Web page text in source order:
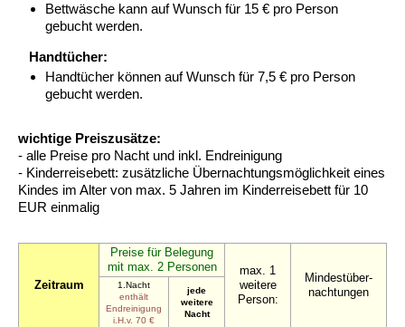
Bettwäsche kann auf Wunsch für 15 € pro Person
gebucht werden.
Handtücher:
Handtücher können auf Wunsch für 7,5 € pro Person
gebucht werden.
wichtige Preiszusätze:
- alle Preise pro Nacht und inkl. Endreinigung
- Kinderreisebett: zusätzliche Übernachtungsmöglichkeit eines
Kindes im Alter von max. 5 Jahren im Kinderreisebett für 10
EUR einmalig
Zeitraum
Preise für Belegung
mit max. 2 Personen
max. 1
weitere
Person:
Mindestüber-
nachtungen
1.Nacht
enthält
Endreinigung
i.H.v. 70 €
jede
weitere
Nacht